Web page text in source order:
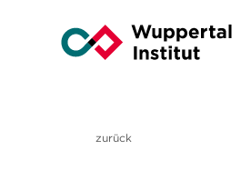
zurück